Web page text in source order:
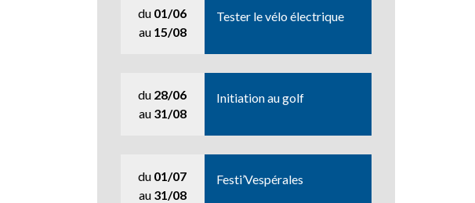
du 01/06
au 15/08
Tester le vélo électrique
du 28/06
au 31/08
Initiation au golf
du 01/07
au 31/08
Festi’Vespérales